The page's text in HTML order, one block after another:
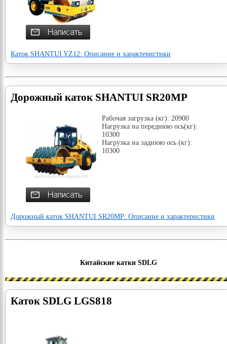
Каток SHANTUI YZ12: Описание и характеристики
Дорожный каток SHANTUI SR20MP
Рабочая загрузка (кг): 20900
Нагрузка на переднюю ось(кг):
10300
Нагрузка на заднюю ось (кг):
10300
Дорожный каток SHANTUI SR20MP: Описание и характеристики
Китайские катки SDLG
Каток SDLG LGS818